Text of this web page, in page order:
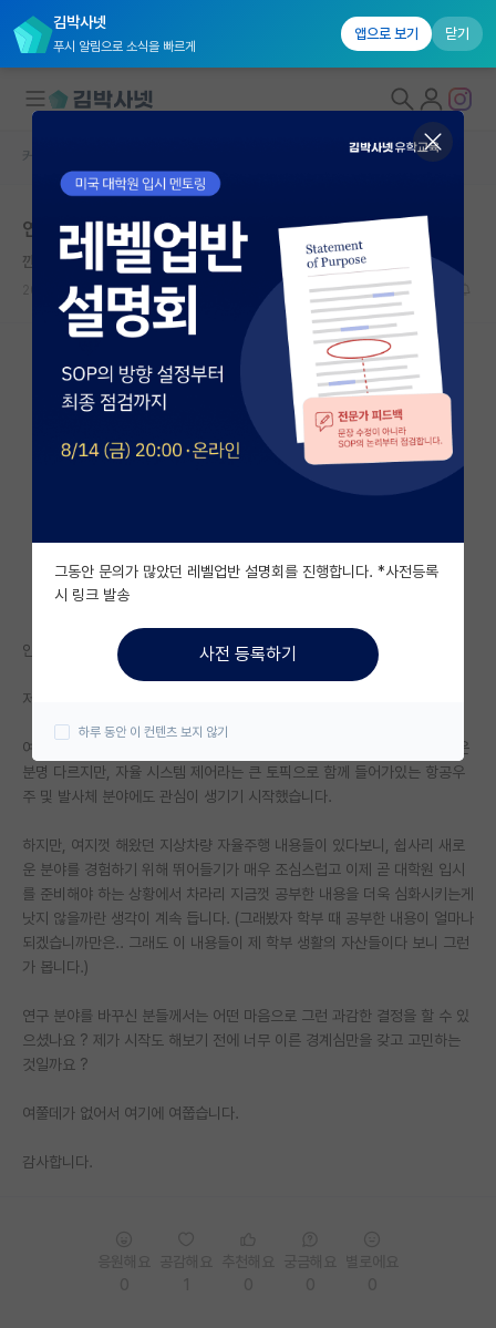
김박사넷
푸시 알림으로 소식을 빠르게
앱으로 보기 닫기
대학원생 모집
국내대학원 정보
연구실&오픈랩
커뮤니티
커뮤니티 홈
전체글보기
베스트 게시판
자유 게시판(아무개랩)
미국 유학 게시판
미국 대학원 합격 후기 게시판
대학원생 모집 게시판
연구실(PI) 홍보 게시판
석박사 채용 정보 게시판
임용 정보 게시판
학부 인턴 게시판
취업 게시판
임용 후기 게시판
PI 전용 게시판
인문사회 계열 게시판
특수/전문대학원 게시판
반도체/AI 게시판
커뮤니티 홈
연구 분야를 바꾸신 경험이 있는 분들께 여쭙습니다.
깐깐한 어니스트 러더퍼드
2025.01.13 7 1848
안녕하세요.
저는 이제 학부 4학년에 올라가는 기계공학부 학생입니다.
여태까지 지상차량 자율주행만을 공부하고 이쪽 분야만 파다보니, 플랫폼은
분명 다르지만, 자율 시스템 제어라는 큰 토픽으로 함께 들어가있는 항공우
주 및 발사체 분야에도 관심이 생기기 시작했습니다.
하지만, 여지껏 해왔던 지상차량 자율주행 내용들이 있다보니, 쉽사리 새로
운 분야를 경험하기 위해 뛰어들기가 매우 조심스럽고 이제 곧 대학원 입시
를 준비해야 하는 상황에서 차라리 지금껏 공부한 내용을 더욱 심화시키는게
낫지 않을까란 생각이 계속 듭니다. (그래봤자 학부 때 공부한 내용이 얼마나
되겠습니까만은.. 그래도 이 내용들이 제 학부 생활의 자산들이다 보니 그런
가 봅니다.)
연구 분야를 바꾸신 분들께서는 어떤 마음으로 그런 과감한 결정을 할 수 있
으셨나요 ? 제가 시작도 해보기 전에 너무 이른 경계심만을 갖고 고민하는
것일까요 ?
여쭐데가 없어서 여기에 여쭙습니다.
감사합니다.
그동안 문의가 많았던 레벨업반 설명회를 진행합니다. *사전등록
시 링크 발송
사전 등록하기
하루 동안 이 컨텐츠 보지 않기